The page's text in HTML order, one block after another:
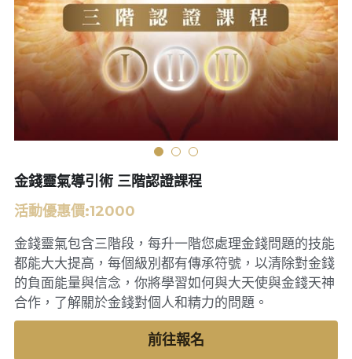
1214合一數入門課程(三期班)
服務
課程
異業合作
影音分享
連絡我們
聯絡資訊
合一數速算
金錢靈氣導引術 三階認證課程
活動優惠價:12000
金錢靈氣包含三階段，每升一階您處理金錢問題的技能
都能大大提高，每個級別都有傳承符號，以清除對金錢
的負面能量與信念，你將學習如何與大天使與金錢天神
合作，了解關於金錢對個人和精力的問題。
前往報名